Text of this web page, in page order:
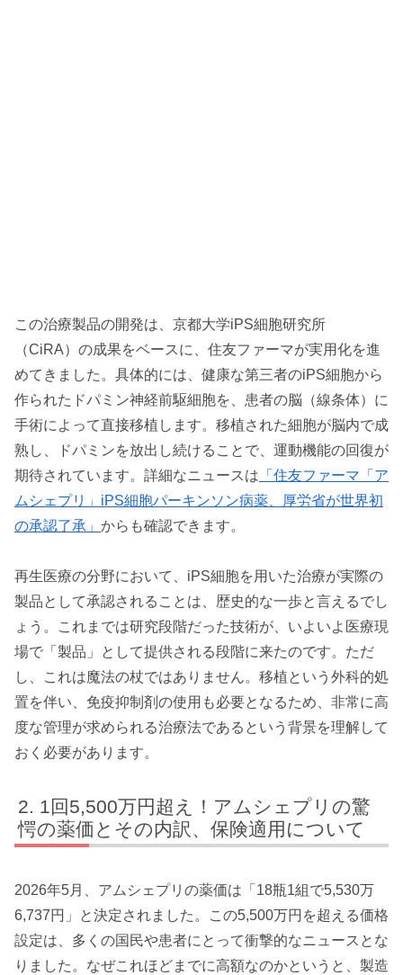
この治療製品の開発は、京都大学iPS細胞研究所
（CiRA）の成果をベースに、住友ファーマが実用化を進
めてきました。具体的には、健康な第三者のiPS細胞から
作られたドパミン神経前駆細胞を、患者の脳（線条体）に
手術によって直接移植します。移植された細胞が脳内で成
熟し、ドパミンを放出し続けることで、運動機能の回復が
期待されています。詳細なニュースは 「住友ファーマ「ア
ムシェプリ」iPS細胞パーキンソン病薬、厚労省が世界初
の承認了承」 からも確認できます。
再生医療の分野において、iPS細胞を用いた治療が実際の
製品として承認されることは、歴史的な一歩と言えるでし
ょう。これまでは研究段階だった技術が、いよいよ医療現
場で「製品」として提供される段階に来たのです。ただ
し、これは魔法の杖ではありません。移植という外科的処
置を伴い、免疫抑制剤の使用も必要となるため、非常に高
度な管理が求められる治療法であるという背景を理解して
おく必要があります。
1回5,500万円超え！アムシェプリの驚
愕の薬価とその内訳、保険適用について
2026年5月、アムシェプリの薬価は「18瓶1組で5,530万
6,737円」と決定されました。この5,500万円を超える価格
設定は、多くの国民や患者にとって衝撃的なニュースとな
りました。なぜこれほどまでに高額なのかというと、製造